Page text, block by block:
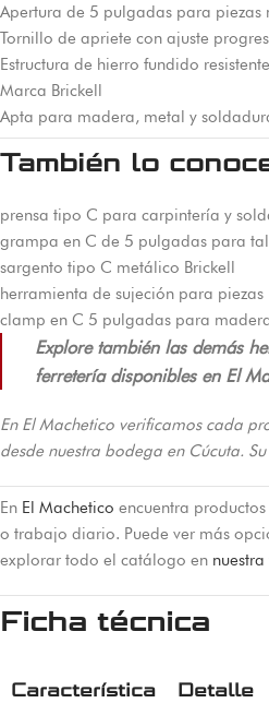
Apertura de 5 pulgadas para piezas
Tornillo de apriete con ajuste
Estructura de hierro fundido resistente
Marca Brickell
Apta para madera, metal y
También lo
prensa tipo C para carpintería y
grampa en C de 5 pulgadas para
sargento tipo C metálico Brickell
herramienta de sujeción para piezas
clamp en C 5 pulgadas para
Explore también las demás
ferretería disponibles en El
En El Machetico verificamos cada
desde nuestra bodega en Cúcuta.
En El Machetico encuentra
o trabajo diario. Puede ver más
explorar todo el catálogo en
Ficha técnica
Característica Detalle